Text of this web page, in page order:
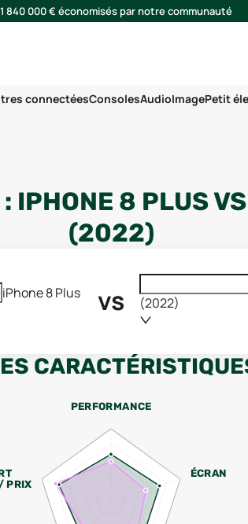
1 840 000 € économisés par notre communauté
connectéesConsolesAudioImagePetit
IPHONE 8 PLUSVS
(2022)
iPhone 8 Plus vs
(2022)
PERFORMANCE
ÉCRAN
PRIX